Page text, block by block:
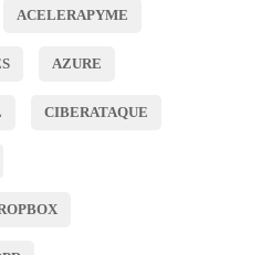
ACELERAPYME
AZURE
CIBERATAQUE